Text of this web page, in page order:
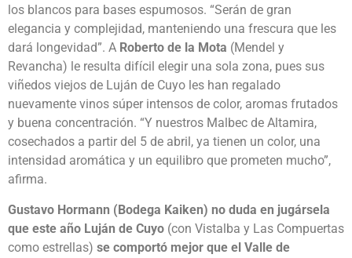
los blancos para bases espumosos. “Serán de gran
elegancia y complejidad, manteniendo una frescura que les
dará longevidad”. A Roberto de la Mota (Mendel y
Revancha) le resulta difícil elegir una sola zona, pues sus
viñedos viejos de Luján de Cuyo les han regalado
nuevamente vinos súper intensos de color, aromas frutados
y buena concentración. “Y nuestros Malbec de Altamira,
cosechados a partir del 5 de abril, ya tienen un color, una
intensidad aromática y un equilibro que prometen mucho”,
afirma.
Gustavo Hormann (Bodega Kaiken) no duda en jugársela
que este año Luján de Cuyo (con Vistalba y Las Compuertas
como estrellas) se comportó mejor que el Valle de